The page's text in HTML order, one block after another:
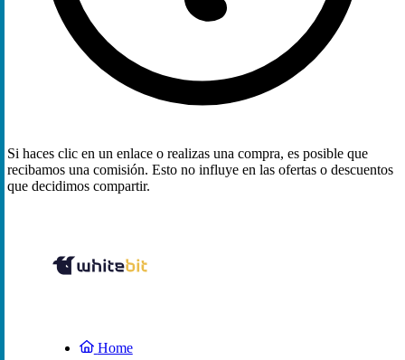
Si haces clic en un enlace o realizas una compra, es posible que
recibamos una comisión. Esto no influye en las ofertas o descuentos
que decidimos compartir.
Home